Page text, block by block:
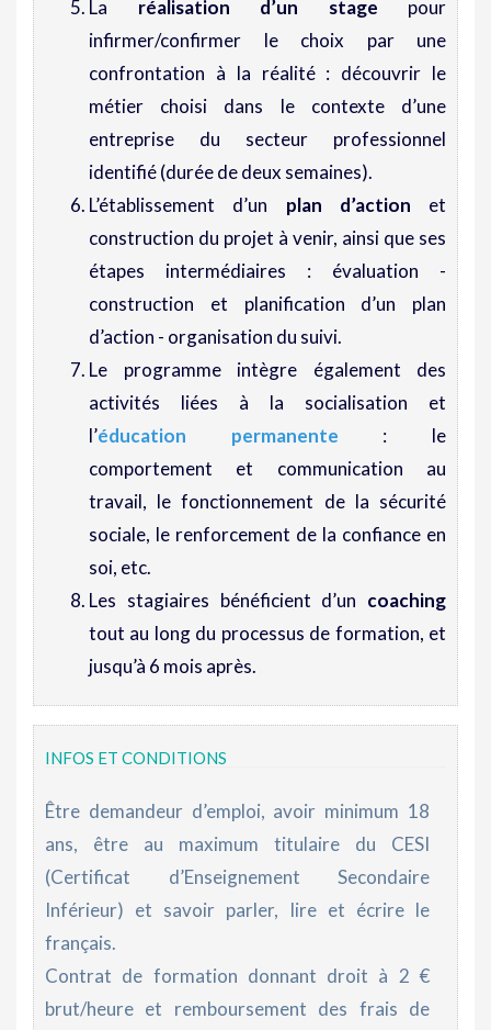
La réalisation d’un stage pour
infirmer/confirmer le choix par une
confrontation à la réalité : découvrir le
métier choisi dans le contexte d’une
entreprise du secteur professionnel
identifié (durée de deux semaines).
L’établissement d’un plan d’action et
construction du projet à venir, ainsi que ses
étapes intermédiaires : évaluation -
construction et planification d’un plan
d’action - organisation du suivi.
Le programme intègre également des
activités liées à la socialisation et
l’éducation permanente : le
comportement et communication au
travail, le fonctionnement de la sécurité
sociale, le renforcement de la confiance en
soi, etc.
Les stagiaires bénéficient d’un coaching
tout au long du processus de formation, et
jusqu’à 6 mois après.
INFOS ET CONDITIONS
Être demandeur d’emploi, avoir minimum 18
ans, être au maximum titulaire du CESI
(Certificat d’Enseignement Secondaire
Inférieur) et savoir parler, lire et écrire le
français.
Contrat de formation donnant droit à 2 €
brut/heure et remboursement des frais de